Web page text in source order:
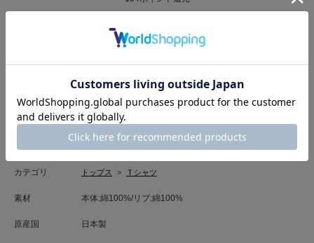
サイズ・カラーを選択する
「HELLO KITTY」とのコラボアイテム。
沢山のハローキティで構成した大胆なHロゴはドット仕様でグラデーション
のように見えるモチーフでモードに仕上げました。
中には1人だけ線画のハローキティをポイントで入れ、可愛らしさも加えま
した。
後ろ衿ぐりにゴールドプレートを施し、H.A.Kらしさを加えた１枚です。
”大人が着られるハロー キティ”をテーマにしました。
＜素材について＞
しなやかな風合いで、程よい落ち感が魅力の素材です。
もっと見る
カテゴリ トップス > Ｔシャツ
素材 本体:綿100%/リブ:綿100%
原産国 日本製